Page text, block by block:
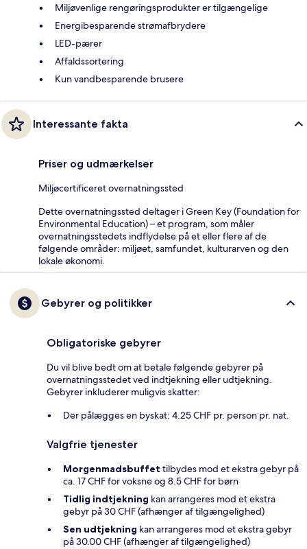
Miljøvenlige rengøringsprodukter er tilgængelige
Energibesparende strømafbrydere
LED-pærer
Affaldssortering
Kun vandbesparende brusere
Interessante fakta
Priser og udmærkelser
Miljøcertificeret overnatningssted
Dette overnatningssted deltager i Green Key (Foundation for
Environmental Education) – et program, som måler
overnatningsstedets indflydelse på et eller flere af de
følgende områder: miljøet, samfundet, kulturarven og den
lokale økonomi.
Gebyrer og politikker
Obligatoriske gebyrer
Du vil blive bedt om at betale følgende gebyrer på
overnatningsstedet ved indtjekning eller udtjekning.
Gebyrer inkluderer muligvis skatter:
Der pålægges en byskat: 4.25 CHF pr. person pr. nat.
Valgfrie tjenester
Morgenmadsbuffet tilbydes mod et ekstra gebyr på
ca. 17 CHF for voksne og 8.5 CHF for børn
Tidlig indtjekning kan arrangeres mod et ekstra
gebyr på 30 CHF (afhænger af tilgængelighed)
Sen udtjekning kan arrangeres mod et ekstra gebyr
på 30.00 CHF (afhænger af tilgængelighed)